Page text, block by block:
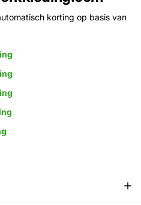
korting op basis van